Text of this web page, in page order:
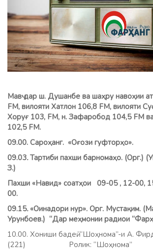
Мавҷ дар ш. Душанбе ва шаҳру навоҳии
FM, вилояти Хатлон 106,8 FМ, вилояти
Хоруғ 103, FM, н. Зафаробод 104,5 FM
102,5 FM.
09.00. Сароҳанг. «Оғози гуфторҳо».
09.03.Тартиби пахши барномаҳо. (Орг.)
З.)
Пахши «Навид» соатҳои 09-05 , 12-00,
00.
09.15. «Оинадори нур». Орг. Мустақим.
Урунбоев.) “Дар меҳмонии радиои
10.00. Хониши бадеӣ. “Шоҳнома”-и А.
(221) Ролик: “Шоҳнома”